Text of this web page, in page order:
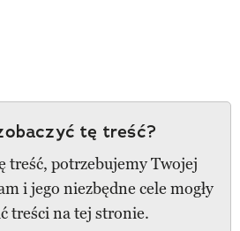
tę treść?
treść, potrzebujemy Twojej
i jego niezbędne cele mogły
treści na tej stronie.